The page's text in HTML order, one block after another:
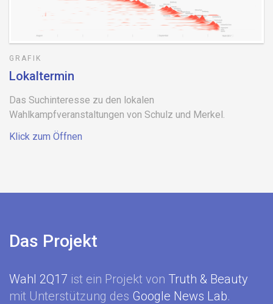
GRAFIK
Lokaltermin
Das Suchinteresse zu den lokalen
Wahlkampfveranstaltungen von Schulz und Merkel.
Klick zum Öffnen
Das Projekt
Wahl 2Q17 ist ein Projekt von Truth & Beauty
mit Unterstützung des Google News Lab.